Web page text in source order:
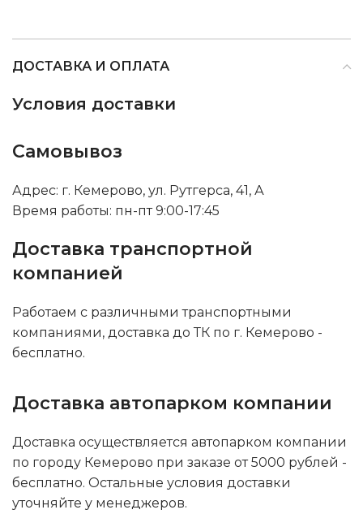
ДОСТАВКА И ОПЛАТА
Условия доставки
Самовывоз
Адрес: г. Кемерово, ул. Рутгерса, 41, А
Время работы: пн-пт 9:00-17:45
Доставка транспортной
компанией
Работаем с различными транспортными
компаниями, доставка до ТК по г. Кемерово -
бесплатно.
Доставка автопарком компании
Доставка осуществляется автопарком компании
по городу Кемерово при заказе от 5000 рублей -
бесплатно. Остальные условия доставки
уточняйте у менеджеров.